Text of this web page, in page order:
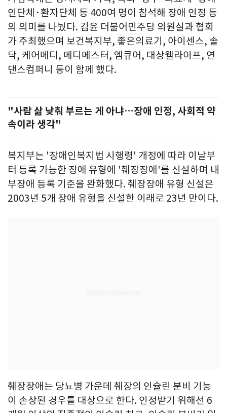
인단체·환자단체 등 400여 명이 참석해 장애 인정 등
의 의미를 나눴다. 김윤 더불어민주당 의원실과 협회
가 주최했으며 보건복지부, 좋은의료기, 아이센스, 솔
닥, 케어메디, 메디메스터, 엠큐어, 대상웰라이프, 연
댄스컴퍼니 등이 함께 했다.
"사람 삶 낮춰 부르는 게 아냐…장애 인정, 사회적 약
속이라 생각"
복지부는 '장애인복지법 시행령' 개정에 따라 이날부
터 등록 가능한 장애 유형에 '췌장장애'를 신설하며 내
부장애 등록 기준을 완화했다. 췌장장애 유형 신설은
2003년 5개 장애 유형을 신설한 이래로 23년 만이다.
췌장장애는 당뇨병 가운데 췌장의 인슐린 분비 기능
이 손상된 경우를 대상으로 한다. 인정받기 위해선 6